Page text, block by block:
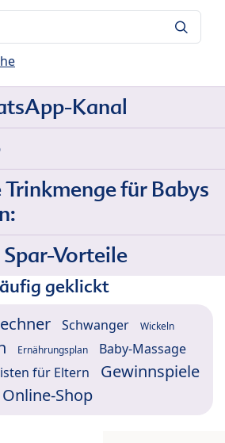
Kanal
für Babys
Vorteile
geklickt
Schwanger Wickeln
Ernährungsplan Baby-Massage
für Eltern
Gewinnspiele
Online-Shop